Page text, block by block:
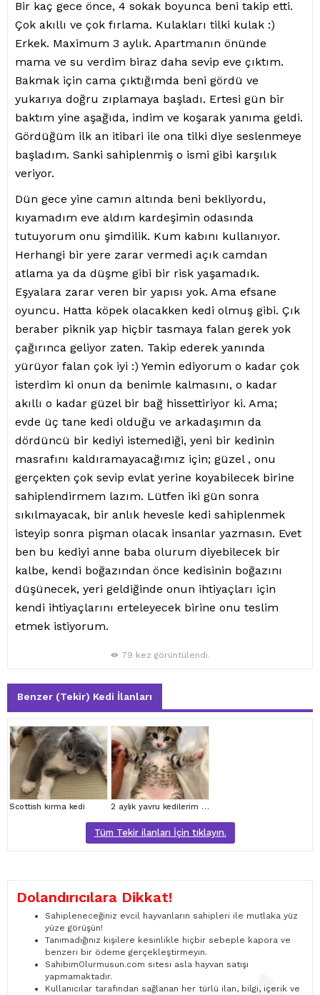
Bir kaç gece önce, 4 sokak boyunca beni takip etti.
Çok akıllı ve çok fırlama. Kulakları tilki kulak :)
Erkek. Maximum 3 aylık. Apartmanın önünde
mama ve su verdim biraz daha sevip eve çıktım.
Bakmak için cama çıktığımda beni gördü ve
yukarıya doğru zıplamaya başladı. Ertesi gün bir
baktım yine aşağıda, indim ve koşarak yanıma geldi.
Gördüğüm ilk an itibari ile ona tilki diye seslenmeye
başladım. Sanki sahiplenmiş o ismi gibi karşılık
veriyor.
Dün gece yine camın altında beni bekliyordu,
kıyamadım eve aldım kardeşimin odasında
tutuyorum onu şimdilik. Kum kabını kullanıyor.
Herhangi bir yere zarar vermedi açık camdan
atlama ya da düşme gibi bir risk yaşamadık.
Eşyalara zarar veren bir yapısı yok. Ama efsane
oyuncu. Hatta köpek olacakken kedi olmuş gibi. Çık
beraber piknik yap hiçbir tasmaya falan gerek yok
çağırınca geliyor zaten. Takip ederek yanında
yürüyor falan çok iyi :) Yemin ediyorum o kadar çok
isterdim ki onun da benimle kalmasını, o kadar
akıllı o kadar güzel bir bağ hissettiriyor ki. Ama;
evde üç tane kedi olduğu ve arkadaşımın da
dördüncü bir kediyi istemediği, yeni bir kedinin
masrafını kaldıramayacağımız için; güzel , onu
gerçekten çok sevip evlat yerine koyabilecek birine
sahiplendirmem lazım. Lütfen iki gün sonra
sıkılmayacak, bir anlık hevesle kedi sahiplenmek
isteyip sonra pişman olacak insanlar yazmasın. Evet
ben bu kediyi anne baba olurum diyebilecek bir
kalbe, kendi boğazından önce kedisinin boğazını
düşünecek, yeri geldiğinde onun ihtiyaçları için
kendi ihtiyaçlarını erteleyecek birine onu teslim
etmek istiyorum.
79 kez görüntülendi.
Benzer (Tekir) Kedi İlanları
Scottish kırma kedi 2 aylık yavru kedilerim için, hayvan sever bir aile arıyorum
Tüm Tekir ilanları İçin tıklayın.
Dolandırıcılara Dikkat!
Sahipleneceğiniz evcil hayvanların sahipleri ile mutlaka yüz
yüze görüşün!
Tanımadığınız kişilere kesinlikle hiçbir sebeple kapora ve
benzeri bir ödeme gerçekleştirmeyin.
SahibimOlurmusun.com sitesi asla hayvan satışı
yapmamaktadır.
Kullanıcılar tarafından sağlanan her türlü ilan, bilgi, içerik ve